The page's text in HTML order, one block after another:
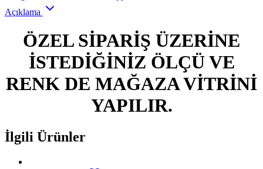
Açıklama
ÖZEL SİPARİŞ ÜZERİNE
İSTEDİĞİNİZ ÖLÇÜ VE
RENK DE MAĞAZA VİTRİNİ
YAPILIR.
İlgili Ürünler